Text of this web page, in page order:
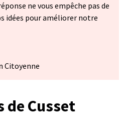
ne vous empêche pas de
idées pour améliorer notre
Citoyenne
de Cusset